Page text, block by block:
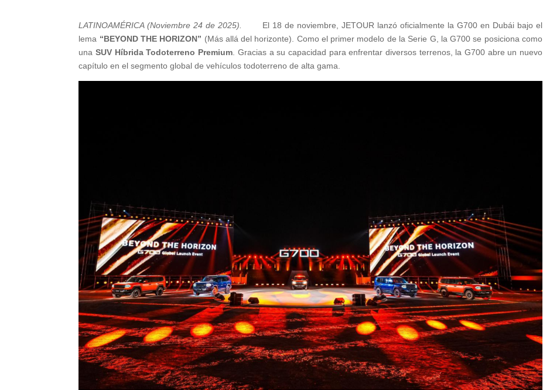
LATINOAMÉRICA (Noviembre 24 de 2025). El 18 de noviembre, JETOUR lanzó oficialmente la G700 en Dubái bajo el
lema “BEYOND THE HORIZON” (Más allá del horizonte). Como el primer modelo de la Serie G, la G700 se posiciona como
unaSUV Híbrida Todoterreno Premium . Gracias a su capacidad para enfrentar diversos terrenos, la G700 abre un nuevo
capítulo en el segmento global de vehículos todoterreno de alta gama.